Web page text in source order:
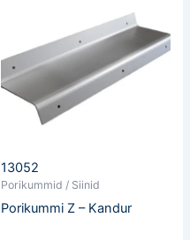
13052
Porikummid / Siinid
Porikummi Z – Kandur